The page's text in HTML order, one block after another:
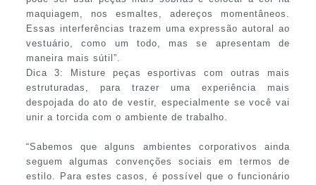
maquiagem, nos esmaltes, adereços momentâneos.
Essas interferências trazem uma expressão autoral ao
vestuário, como um todo, mas se apresentam de
maneira mais sútil”.
Dica 3: Misture peças esportivas com outras mais
estruturadas, para trazer uma experiência mais
despojada do ato de vestir, especialmente se você vai
unir a torcida com o ambiente de trabalho.
“Sabemos que alguns ambientes corporativos ainda
seguem algumas convenções sociais em termos de
estilo. Para estes casos, é possível que o funcionário